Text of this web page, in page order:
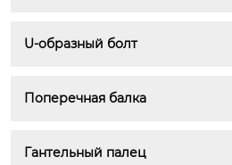
U-образный болт
Поперечная балка
Гантельный палец